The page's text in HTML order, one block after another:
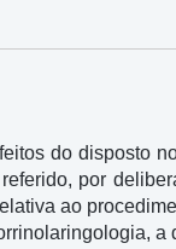
do disposto
por
ao
a